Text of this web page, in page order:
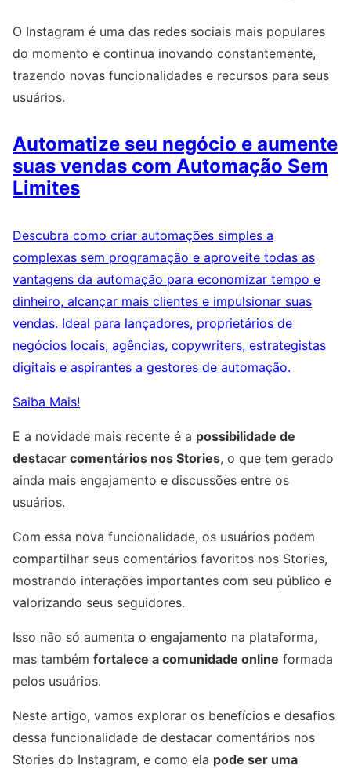
O Instagram é uma das redes sociais mais populares
do momento e continua inovando constantemente,
trazendo novas funcionalidades e recursos para seus
usuários.
Automatize seu negócio e aumente
suas vendas com Automação Sem
Limites
Descubra como criar automações simples a
complexas sem programação e aproveite todas as
vantagens da automação para economizar tempo e
dinheiro, alcançar mais clientes e impulsionar suas
vendas. Ideal para lançadores, proprietários de
negócios locais, agências, copywriters, estrategistas
digitais e aspirantes a gestores de automação.
Saiba Mais!
E a novidade mais recente é a possibilidade de
destacar comentários nos Stories, o que tem gerado
ainda mais engajamento e discussões entre os
usuários.
Com essa nova funcionalidade, os usuários podem
compartilhar seus comentários favoritos nos Stories,
mostrando interações importantes com seu público e
valorizando seus seguidores.
Isso não só aumenta o engajamento na plataforma,
mas também fortalece a comunidade online formada
pelos usuários.
Neste artigo, vamos explorar os benefícios e desafios
dessa funcionalidade de destacar comentários nos
Stories do Instagram, e como ela pode ser uma